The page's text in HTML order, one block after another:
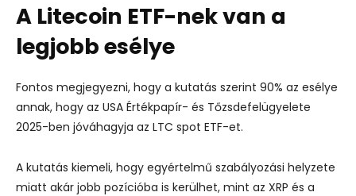
A Litecoin ETF-nek van a
legjobb esélye
Fontos megjegyezni, hogy a kutatás szerint 90% az esélye
annak, hogy az USA Értékpapír- és Tőzsdefelügyelete
2025-ben jóváhagyja az LTC spot ETF-et.
A kutatás kiemeli, hogy egyértelmű szabályozási helyzete
miatt akár jobb pozícióba is kerülhet, mint az XRP és a